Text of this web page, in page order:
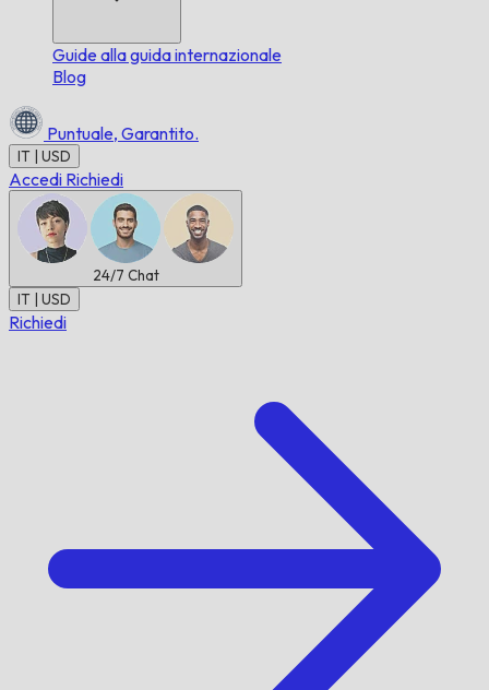
Guide alla guida internazionale
Blog
Puntuale, Garantito.
IT | USD
Accedi Richiedi
24/7 Chat
IT | USD
Richiedi